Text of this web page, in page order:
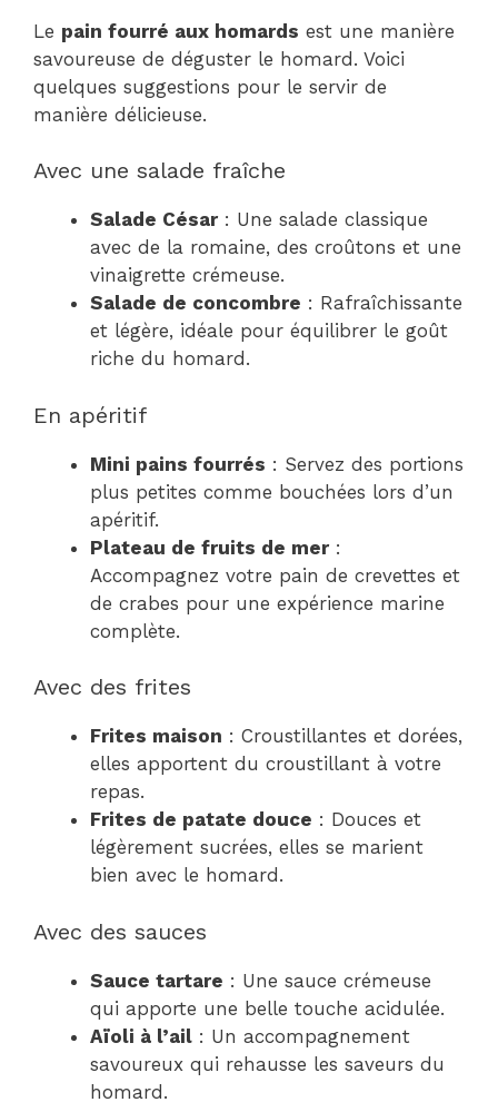
Le pain fourré aux homards est une manière
savoureuse de déguster le homard. Voici
quelques suggestions pour le servir de
manière délicieuse.
Avec une salade fraîche
Salade César: Une salade classique
avec de la romaine, des croûtons et une
vinaigrette crémeuse.
Salade de concombre : Rafraîchissante
et légère, idéale pour équilibrer le goût
riche du homard.
En apéritif
Mini pains fourrés : Servez des portions
plus petites comme bouchées lors d’un
apéritif.
Plateau de fruits de mer:
Accompagnez votre pain de crevettes et
de crabes pour une expérience marine
complète.
Avec des frites
Frites maison : Croustillantes et dorées,
elles apportent du croustillant à votre
repas.
Frites de patate douce : Douces et
légèrement sucrées, elles se marient
bien avec le homard.
Avec des sauces
Sauce tartare : Une sauce crémeuse
qui apporte une belle touche acidulée.
Aïoli à l’ail : Un accompagnement
savoureux qui rehausse les saveurs du
homard.